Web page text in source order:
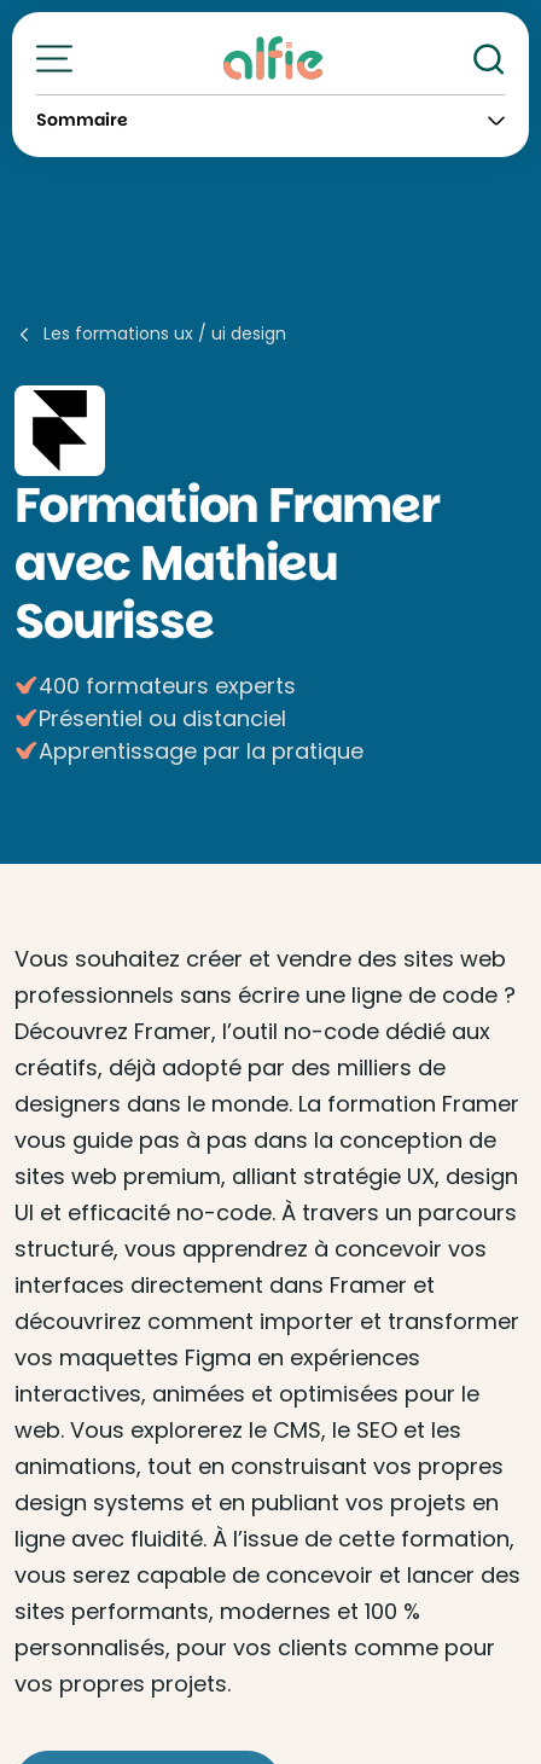
Toutes nos formations
Sommaire
Les formations ux / ui design
FormationFramer
avec Mathieu
Sourisse
400 formateurs experts
Présentiel ou distanciel
Apprentissage par la pratique
Vous souhaitez créer et vendre des sites web
professionnels sans écrire une ligne de code ?
Découvrez Framer, l’outil no-code dédié aux
créatifs, déjà adopté par des milliers de
designers dans le monde. La formation Framer
vous guide pas à pas dans la conception de
sites web premium, alliant stratégie UX, design
UI et efficacité no-code. À travers un parcours
structuré, vous apprendrez à concevoir vos
interfaces directement dans Framer et
découvrirez comment importer et transformer
vos maquettes Figma en expériences
interactives, animées et optimisées pour le
web. Vous explorerez le CMS, le SEO et les
animations, tout en construisant vos propres
design systems et en publiant vos projets en
ligne avec fluidité. À l’issue de cette formation,
vous serez capable de concevoir et lancer des
sites performants, modernes et 100 %
personnalisés, pour vos clients comme pour
vos propres projets.